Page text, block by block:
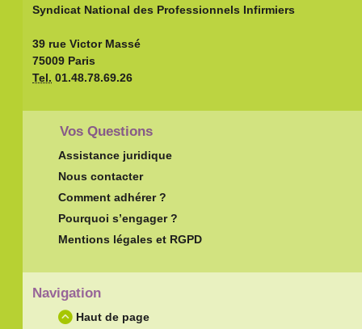
Syndicat National des Professionnels Infirmiers
39 rue Victor Massé
75009 Paris
Tel. 01.48.78.69.26
Vos Questions
Assistance juridique
Nous contacter
Comment adhérer ?
Pourquoi s’engager ?
Mentions légales et RGPD
Navigation
Haut de page